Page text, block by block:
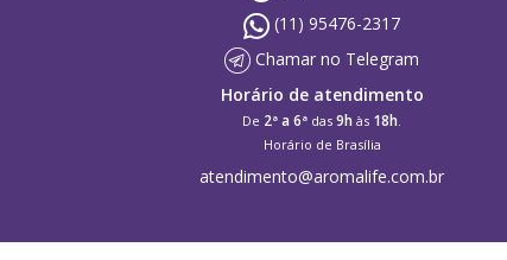
(11) 95476-2317
Chamar no Telegram
Horário de atendimento
De 2ª a 6ª das9h às 18h
Horário de Brasília
atendimento@aromalife.com.br